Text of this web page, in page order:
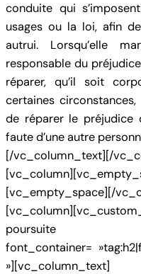
conduite qui
usages ou la loi, afin
autrui. Lorsqu’elle
responsable du
réparer, qu’il soit
certaines
de réparer le
faute d’une autre
[/vc_column_text][/
[vc_empty_space][/
font_container=
»][vc_column_text]